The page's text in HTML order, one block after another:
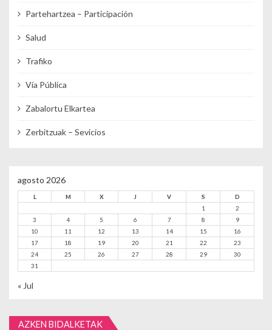
Partehartzea – Participación
Salud
Trafiko
Vía Pública
Zabalortu Elkartea
Zerbitzuak – Sevicios
agosto 2026
L M X J V S
D
1
2
3
4 5 6 7 8
9
10
11 12 13 14 15
16
17
18 19 20 21 22
23
24
25 26 27 28 29
30
31
« Jul
AZKEN BIDALKETAK